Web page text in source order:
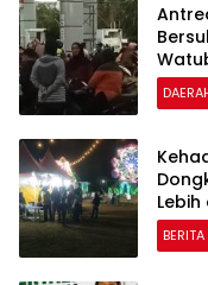
Lebih
BERITA